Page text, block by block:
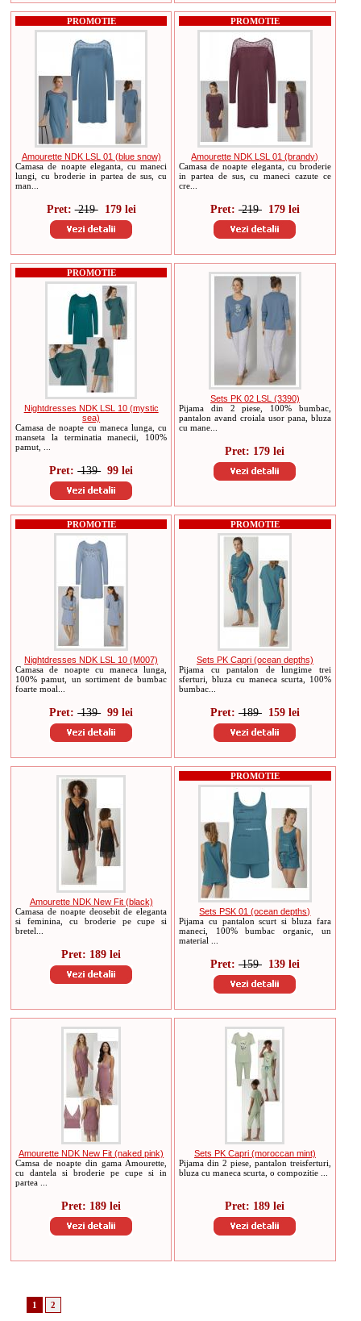
PROMOTIE
Amourette NDK LSL 01 (blue snow)
Camasa de noapte eleganta, cu maneci
lungi, cu broderie in partea de sus, cu
man...
Pret:219179 lei
PROMOTIE
Amourette NDK LSL 01 (brandy)
Camasa de noapte eleganta, cu broderie
in partea de sus, cu maneci cazute ce
cre...
Pret: 219179 lei
PROMOTIE
Nightdresses NDK LSL 10 (mystic
sea)
Camasa de noapte cu maneca lunga, cu
manseta la terminatia manecii, 100%
pamut, ...
Pret:13999 lei
Sets PK 02 LSL (3390)
Pijama din 2 piese, 100% bumbac,
pantalon avand croiala usor pana, bluza
cu mane...
Pret: 179 lei
PROMOTIE
Nightdresses NDK LSL 10 (M007)
Camasa de noapte cu maneca lunga,
100% pamut, un sortiment de bumbac
foarte moal...
Pret:13999 lei
PROMOTIE
Sets PK Capri (ocean depths)
Pijama cu pantalon de lungime trei
sferturi, bluza cu maneca scurta, 100%
bumbac...
Pret: 189159 lei
Amourette NDK New Fit (black)
Camasa de noapte deosebit de eleganta
si feminina, cu broderie pe cupe si
bretel...
Pret: 189 lei
PROMOTIE
Sets PSK 01 (ocean depths)
Pijama cu pantalon scurt si bluza fara
maneci, 100% bumbac organic, un
material ...
Pret: 159139 lei
Amourette NDK New Fit (naked pink)
Camsa de noapte din gama Amourette,
cu dantela si broderie pe cupe si in
partea ...
Pret: 189 lei
Sets PK Capri (moroccan mint)
Pijama din 2 piese, pantalon treisferturi,
bluza cu maneca scurta, o compozitie ...
Pret: 189 lei
1 2